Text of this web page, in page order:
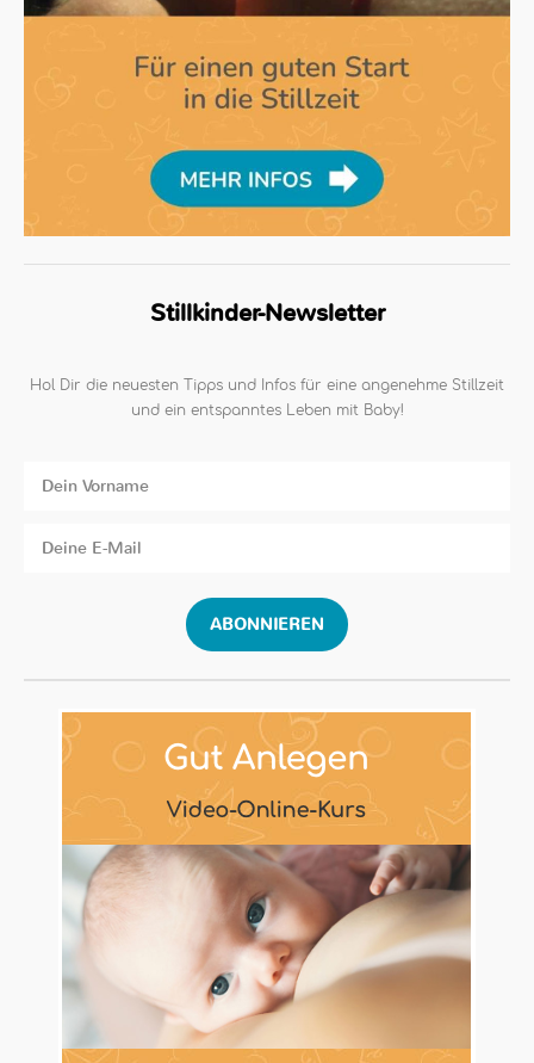
Stillkinder-Newsletter
Hol Dir die neuesten Tipps und Infos für eine angenehme Stillzeit
und ein entspanntes Leben mit Baby!
ABONNIEREN